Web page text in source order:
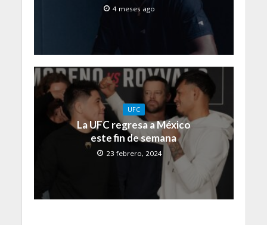
4 meses ago
UFC
La UFC regresa a México
este fin de semana
23 febrero, 2024